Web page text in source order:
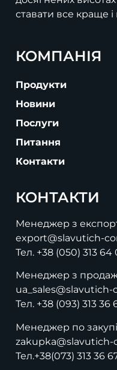
ставати все краще
КОМПАНІЯ
Продукти
Новини
Послуги
Питання
Контакти
КОНТАКТИ
Менеджер з
export@slavutich-
Тел. +38 (050) 313 64
Менеджер з
Тел. +38 (093) 313 36
Менеджер по
Тел.+38(073) 313 36